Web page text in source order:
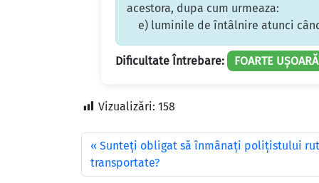
acestora, dupa cum urmeaza:
e) luminile de întâlnire atunci
Dificultate Întrebare: FOARTE UȘOARĂ
Vizualizări: 158
Sunteţi obligat să înmânaţi poliţistului
transportate?